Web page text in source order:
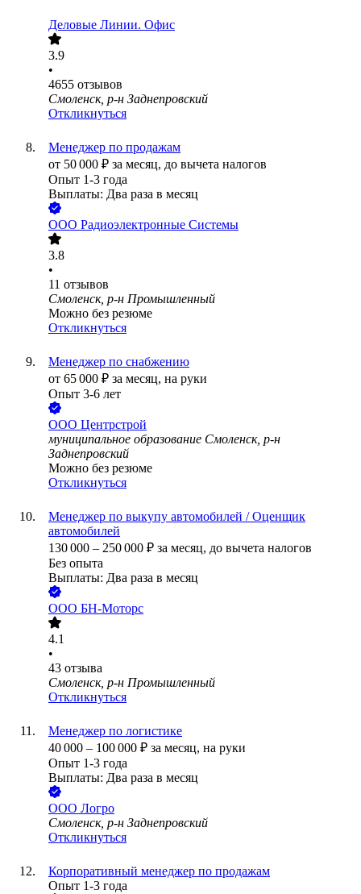
Деловые Линии. Офис
3.9
•
4655 отзывов
Смоленск, р-н Заднепровский
Откликнуться
Менеджер по продажам
от 50 000 ₽ за месяц, до вычета налогов
Опыт 1-3 года
Выплаты: Два раза в месяц
ООО Радиоэлектронные Системы
3.8
•
11 отзывов
Смоленск, р-н Промышленный
Можно без резюме
Откликнуться
Менеджер по снабжению
от 65 000 ₽ за месяц, на руки
Опыт 3-6 лет
ООО Центрстрой
муниципальное образование Смоленск, р-н
Заднепровский
Можно без резюме
Откликнуться
Менеджер по выкупу автомобилей / Оценщик
автомобилей
130 000 – 250 000 ₽ за месяц, до вычета налогов
Без опыта
Выплаты: Два раза в месяц
ООО БН-Моторс
4.1
•
43 отзыва
Смоленск, р-н Промышленный
Откликнуться
Менеджер по логистике
40 000 – 100 000 ₽ за месяц, на руки
Опыт 1-3 года
Выплаты: Два раза в месяц
ООО Логро
Смоленск, р-н Заднепровский
Откликнуться
Корпоративный менеджер по продажам
Опыт 1-3 года